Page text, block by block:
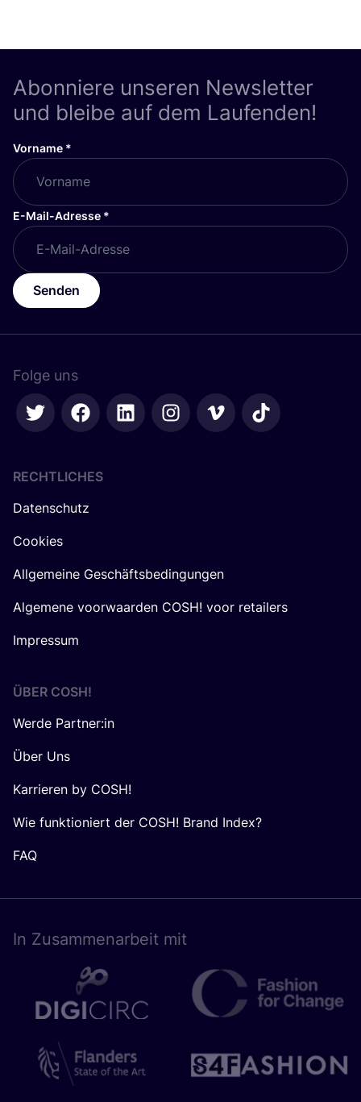
Abonniere unseren Newsletter
und bleibe auf dem Laufenden!
Vorname *
E-Mail-Adresse *
Senden
Folge uns
RECHTLICHES
Datenschutz
Cookies
Allgemeine Geschäftsbedingungen
Algemene voorwaarden COSH! voor retailers
Impressum
ÜBER COSH!
Werde Partner:in
Über Uns
Karrieren by COSH!
Wie funktioniert der COSH! Brand Index?
FAQ
In Zusam­men­ar­beit mit